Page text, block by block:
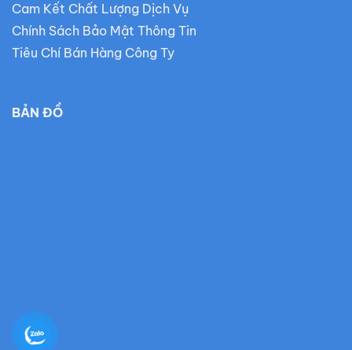
Cam Kết Chất Lượng Dịch Vụ
Chính Sách Bảo Mật Thông Tin
Tiêu Chí Bán Hàng Công Ty
BẢN ĐỒ